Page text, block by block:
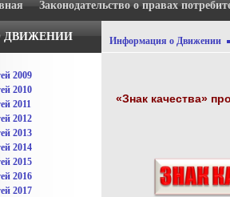
Законодательство о правах
ДВИЖЕНИИ
2009
2010
2011
2012
2013
2014
2015
2016
2017
Информация о Движении
«Знак качества»